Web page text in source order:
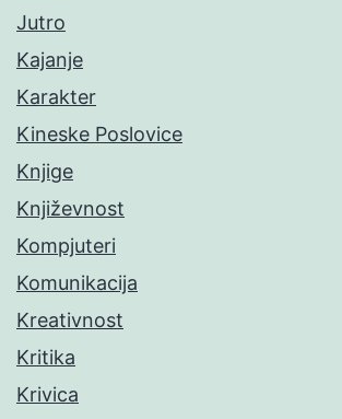
Jutro
Kajanje
Karakter
Kineske Poslovice
Knjige
Književnost
Kompjuteri
Komunikacija
Kreativnost
Kritika
Krivica